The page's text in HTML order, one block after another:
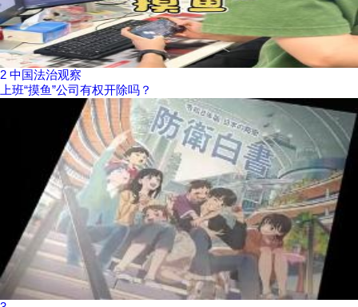
2 中国法治观察
上班“摸鱼”公司有权开除吗？